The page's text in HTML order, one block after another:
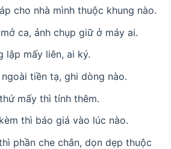
cho nhà mình thuộc khung nào.
ca, ảnh chụp giữ ở máy ai.
lập mấy liên, ai ký.
tiền tạ, ghi dòng nào.
mấy thì tính thêm.
thì báo giá vào lúc nào.
phần che chắn, dọn dẹp thuộc